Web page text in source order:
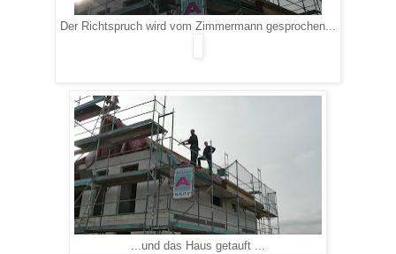
Der Richtspruch wird vom Zimmermann gesprochen...
...und das Haus getauft ...